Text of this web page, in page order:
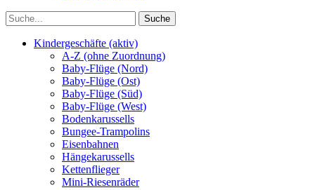
Kindergeschäfte (aktiv)
A-Z (ohne Zuordnung)
Baby-Flüge (Nord)
Baby-Flüge (Ost)
Baby-Flüge (Süd)
Baby-Flüge (West)
Bodenkarussells
Bungee-Trampolins
Eisenbahnen
Hängekarussells
Kettenflieger
Mini-Riesenräder